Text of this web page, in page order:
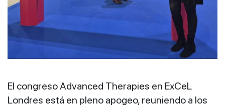
El congreso Advanced Therapies en ExCeL
Londres está en pleno apogeo, reuniendo a los